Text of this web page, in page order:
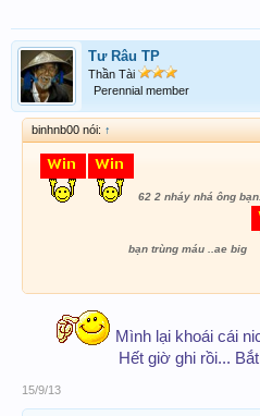
Tư Râu TP
Thần Tài
Perennial member
binhnb00 nói: ↑
62 2 nháy nhá ông
bạn trùng máu ..ae big
Mình lại khoái cái
Hết giờ ghi rồi...
15/9/13